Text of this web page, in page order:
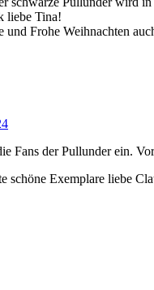
liebe Tina!
und Frohe Weihnachten
Fans der Pullunder ein.
schöne Exemplare liebe